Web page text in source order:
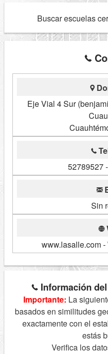
Buscar escuelas
Eje Vial 4 Sur
52789527
Sin
www.lasalle.com
Información
Importante: La
basados en similitudes
exactamente con el
estás
Verifica los